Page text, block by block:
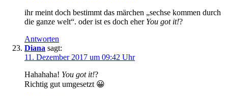
ihr meint doch bestimmt das märchen „sechse kommen durch
die ganze welt“. oder ist es doch eher You got it!?
Antworten
Diana sagt:
11. Dezember 2017 um 09:42 Uhr
Hahahaha! You got it!?
Richtig gut umgesetzt 😀